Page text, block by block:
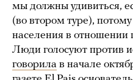
мы должны удивиться,
(во втором туре),
населения в
Люди голосуют против
говорила в начале